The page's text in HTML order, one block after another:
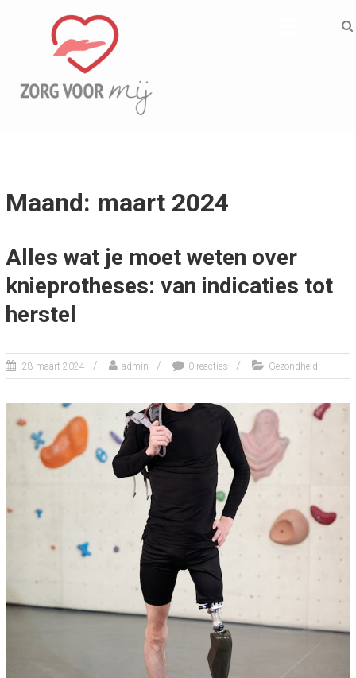
ZORG VOOR MIJ
Informatief
Maand: maart 2024
Alles wat je moet weten over
knieprotheses: van indicaties tot
herstel
28 maart 2024 admin 0 reacties Gezondheid